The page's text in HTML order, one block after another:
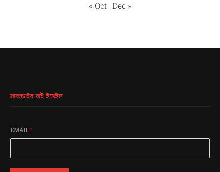
« Oct Dec »
সাবস্ক্রাইব বাই ইমেইল
EMAIL*